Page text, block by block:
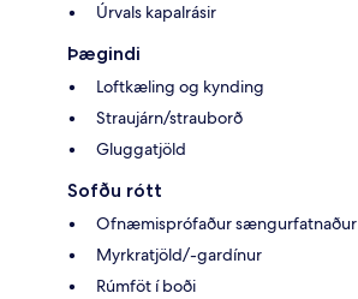
Úrvals kapalrásir
Þægindi
Loftkæling og kynding
Straujárn/strauborð
Gluggatjöld
Sofðu rótt
Ofnæmisprófaður sængurfatnaður
Myrkratjöld/-gardínur
Rúmföt í boði